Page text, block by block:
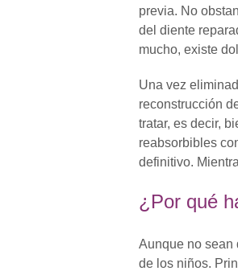
previa. No
del diente
mucho, existe
Una vez
reconstrucción
tratar, es decir,
reabsorbibles
definitivo.
¿Por qué
Aunque no sean
de los niños.